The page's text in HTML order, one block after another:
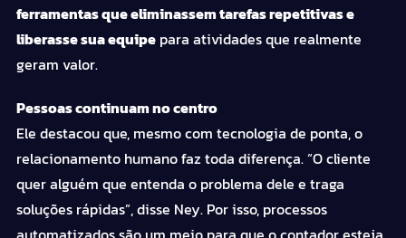
ferramentas que eliminassem tarefas repetitivas e
liberasse sua equipe para atividades que realmente
geram valor.
Pessoas continuam no centro
Ele destacou que, mesmo com tecnologia de ponta, o
relacionamento humano faz toda diferença. “O cliente
quer alguém que entenda o problema dele e traga
soluções rápidas”, disse Ney. Por isso, processos